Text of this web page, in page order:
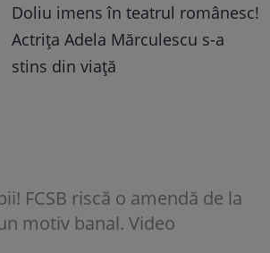
Doliu imens în teatrul românesc!
Actrița Adela Mărculescu s-a
stins din viață
FCSB riscă o amendă de la
motiv banal. Video